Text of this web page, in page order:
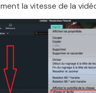
la vitesse de la